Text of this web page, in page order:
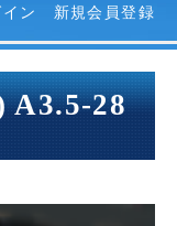
ン 新規会員登録
A3.5-28